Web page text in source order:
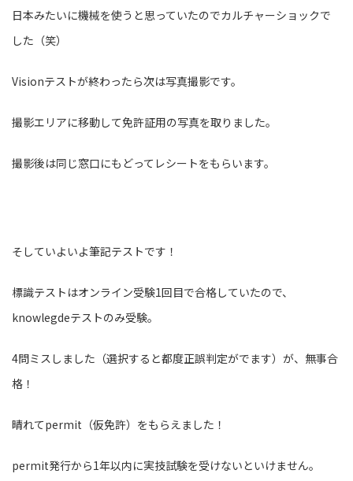
日本みたいに機械を使うと思っていたのでカルチャーショックで
した（笑）
Visionテストが終わったら次は写真撮影です。
撮影エリアに移動して免許証用の写真を取りました。
撮影後は同じ窓口にもどってレシートをもらいます。
そしていよいよ筆記テストです！
標識テストはオンライン受験1回目で合格していたので、
knowlegdeテストのみ受験。
4問ミスしました（選択すると都度正誤判定がでます）が、無事合
格！
晴れてpermit（仮免許）をもらえました！
permit発行から1年以内に実技試験を受けないといけません。